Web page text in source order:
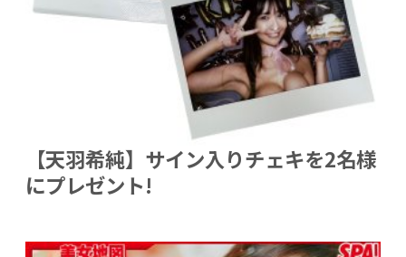
【天羽希純】サイン入りチェキを2名様
にプレゼント!